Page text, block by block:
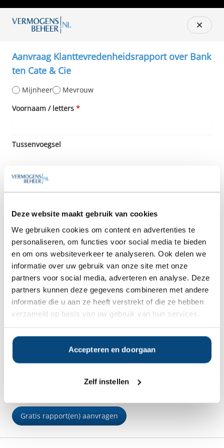
Deze website maakt gebruik van cookies
We gebruiken cookies om content en advertenties te
personaliseren, om functies voor social media te bieden
en om ons websiteverkeer te analyseren. Ook delen we
informatie over uw gebruik van onze site met onze
partners voor social media, adverteren en analyse. Deze
partners kunnen deze gegevens combineren met andere
informatie die u aan ze heeft verstrekt of die ze hebben
verzameld op basis van uw gebruik van hun services.
Accepteren en doorgaan
Zelf instellen
Aanvraag Klanttevredenheidsrapport over Bank
ten Cate & Cie
Mijnheer
Mevrouw
Voornaam / letters *
Tussenvoegsel
Achternaam
Telefoon*
Nederland
+31
Email *
Wanneer bent u het beste telefonisch bereikbaar?
Ja, ik ontvang graag het gratis
Vermogensbeheer.nl toestemming mij te mailen en te
Gratis rapport(en) aanvragen